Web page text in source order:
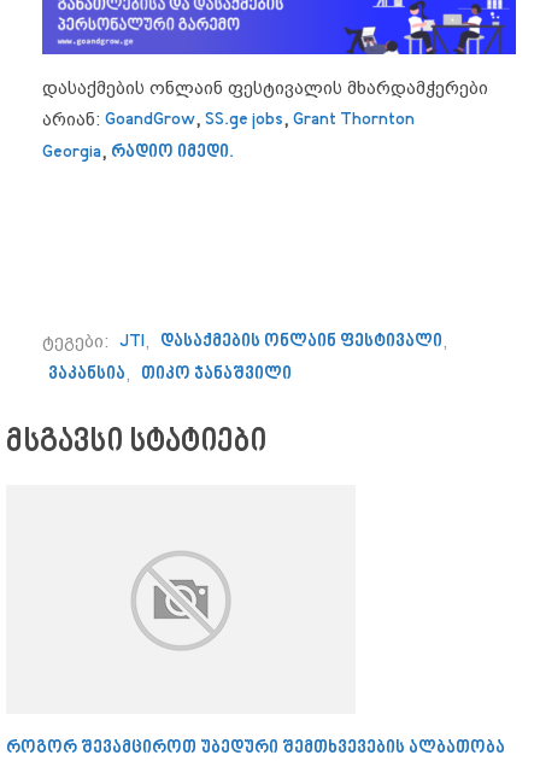
დასაქმების ონლაინ ფესტივალის მხარდამჭერები
არიან: GoandGrow, SS.ge jobs, Grant Thornton
Georgia, რადიო იმედი.
ტეგები: JTI დასაქმების ონლაინ ფესტივალი
ვაკანსია თიკო ჯანაშვილი
მსგავსი სტატიები
როგორ შევამციროთ უბედური შემთხვევების ალბათობა